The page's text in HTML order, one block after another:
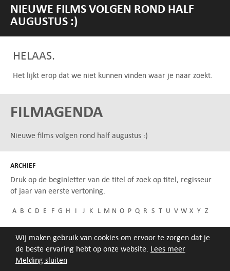
Melding sluiten
Wij maken gebruik van cookies om ervoor te zorgen dat je
de beste ervaring hebt op onze website. Lees meer
NIEUWE FILMS VOLGEN ROND HALF
AUGUSTUS :)
HELAAS.
Het lijkt erop dat we niet kunnen vinden waar je naar zoekt.
FILMAGENDA
Nieuwe films volgen rond half augustus :)
ARCHIEF
Druk op de beginletter van de titel of zoek op titel, regisseur
of jaar van eerste vertoning.
A B C D E F G H I J K L M N O P Q R S T U V W X Y Z